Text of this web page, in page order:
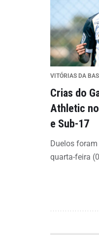
VITÓRIAS DA
Crias do
Athletic
e Sub-17
Duelos
quarta-feira